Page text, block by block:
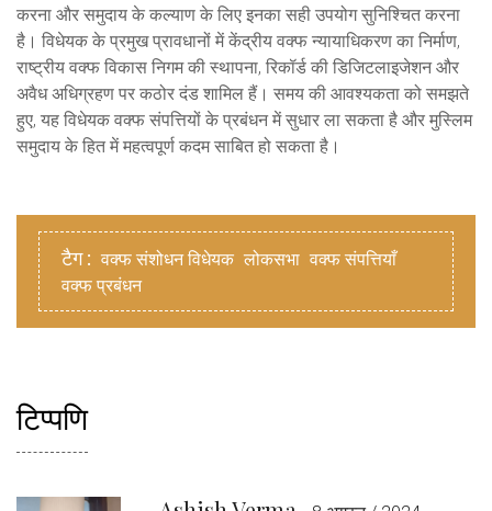
करना और समुदाय के कल्याण के लिए इनका सही उपयोग सुनिश्चित करना
है। विधेयक के प्रमुख प्रावधानों में केंद्रीय वक्फ न्यायाधिकरण का निर्माण,
राष्ट्रीय वक्फ विकास निगम की स्थापना, रिकॉर्ड की डिजिटलाइजेशन और
अवैध अधिग्रहण पर कठोर दंड शामिल हैं। समय की आवश्यकता को समझते
हुए, यह विधेयक वक्फ संपत्तियों के प्रबंधन में सुधार ला सकता है और मुस्लिम
समुदाय के हित में महत्वपूर्ण कदम साबित हो सकता है।
टैग : वक्फ संशोधन विधेयक लोकसभा वक्फ संपत्तियाँ
वक्फ प्रबंधन
टिप्पणि